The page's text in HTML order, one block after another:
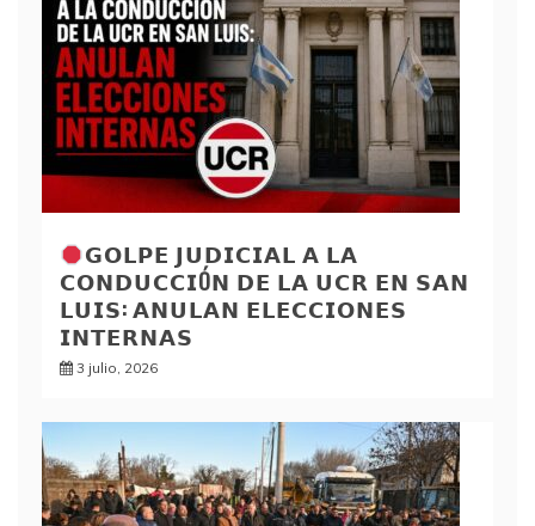
𝗚𝗢𝗟𝗣𝗘 𝗝𝗨𝗗𝗜𝗖𝗜𝗔𝗟 𝗔 𝗟𝗔
𝗖𝗢𝗡𝗗𝗨𝗖𝗖𝗜Ó𝗡 𝗗𝗘 𝗟𝗔 𝗨𝗖𝗥 𝗘𝗡 𝗦𝗔𝗡
𝗟𝗨𝗜𝗦: 𝗔𝗡𝗨𝗟𝗔𝗡 𝗘𝗟𝗘𝗖𝗖𝗜𝗢𝗡𝗘𝗦
𝗜𝗡𝗧𝗘𝗥𝗡𝗔𝗦
3 julio, 2026